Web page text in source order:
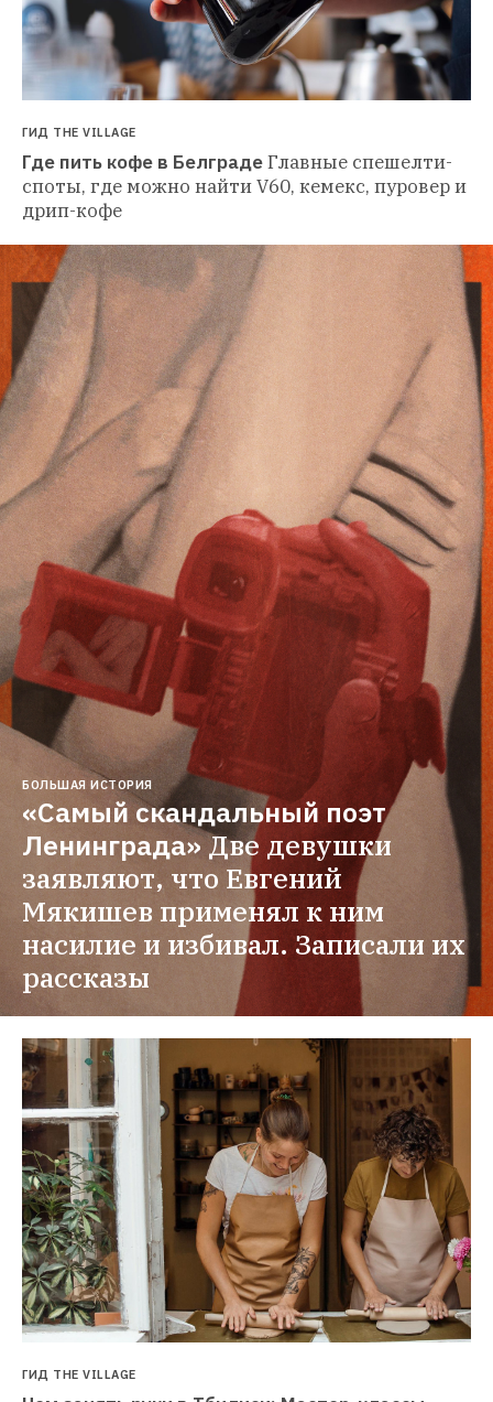
ГИД THE VILLAGE
Где пить кофе в БелградеГлавные спешелти-
споты, где можно найти V60, кемекс, пуровер и
дрип-кофе
БОЛЬШАЯ ИСТОРИЯ
«Самый скандальный поэт
Ленинграда»Две девушки
заявляют, что Евгений
Мякишев применял к ним
насилие и избивал. Записали их
рассказы
ГИД THE VILLAGE